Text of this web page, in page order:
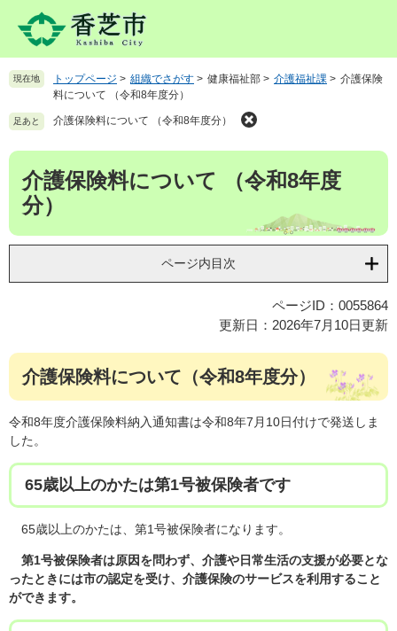
先
。
を
て
現在地 トップページ > 組織でさがす > 健康福祉部 > 介護福祉課 > 介護保険
料について （令和8年度分）
足あと 介護保険料について （令和8年度分）
本
介護保険料について （令和8年度
分）
ページ内目次
ページID：0055864
更新日：2026年7月10日更新
介護保険料について（令和8年度分）
令和8年度介護保険料納入通知書は令和8年7月10日付けで発送しま
した。
​65歳以上のかたは第1号被保険者です
65歳以上のかたは、第1号被保険者になります。
第1号被保険者は原因を問わず、介護や日常生活の支援が必要とな
ったときには市の認定を受け、介護保険のサービスを利用すること
ができます。